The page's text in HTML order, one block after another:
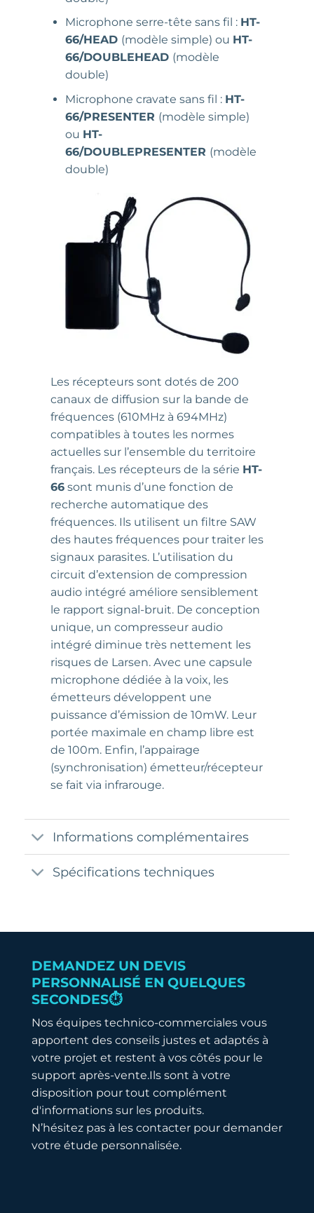
Microphone serre-tête sans fil : HT-
66/HEAD (modèle simple) ou HT-
66/DOUBLEHEAD (modèle
double)
Microphone cravate sans fil : HT-
66/PRESENTER (modèle simple)
ou HT-
66/DOUBLEPRESENTER (modèle
double)
Les récepteurs sont dotés de 200
canaux de diffusion sur la bande de
fréquences (610MHz à 694MHz)
compatibles à toutes les normes
actuelles sur l’ensemble du territoire
français. Les récepteurs de la série HT-
66sont munis d’une fonction de
recherche automatique des
fréquences. Ils utilisent un filtre SAW
des hautes fréquences pour traiter les
signaux parasites. L’utilisation du
circuit d’extension de compression
audio intégré améliore sensiblement
le rapport signal-bruit. De conception
unique, un compresseur audio
intégré diminue très nettement les
risques de Larsen. Avec une capsule
microphone dédiée à la voix, les
émetteurs développent une
puissance d’émission de 10mW. Leur
portée maximale en champ libre est
de 100m. Enfin, l’appairage
(synchronisation) émetteur/récepteur
se fait via infrarouge.
Informations complémentaires
Spécifications techniques
DEMANDEZ UN DEVIS
PERSONNALISÉ EN QUELQUES
SECONDES⏱️
Nos équipes technico-commerciales vous
apportent des conseils justes et adaptés à
votre projet et restent à vos côtés pour le
support après-vente.Ils sont à votre
disposition pour tout complément
d'informations sur les produits.
N’hésitez pas à les contacter pour demander
votre étude personnalisée.